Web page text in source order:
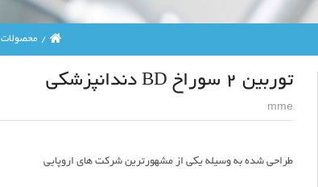
محصولات
توربین 2 سوراخ BD دندانپزشکی
mme
طراحی شده به وسیله یکی از مشهورترین شرکت های اروپایی